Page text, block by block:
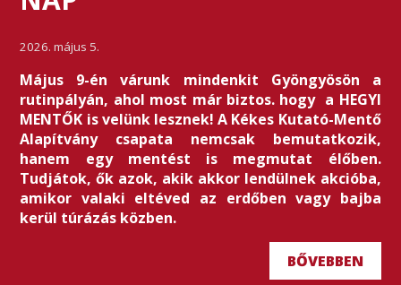
2026. május 5.
Május 9-én várunk mindenkit Gyöngyösön a
rutinpályán, ahol most már biztos. hogy a HEGYI
MENTŐK is velünk lesznek! A Kékes Kutató-Mentő
Alapítvány csapata nemcsak bemutatkozik,
hanem egy mentést is megmutat élőben.
Tudjátok, ők azok, akik akkor lendülnek akcióba,
amikor valaki eltéved az erdőben vagy bajba
kerül túrázás közben.
BŐVEBBEN